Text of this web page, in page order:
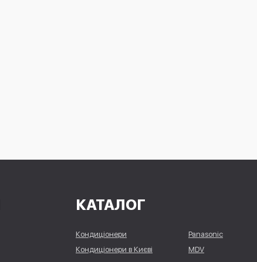
КАТАЛОГ
Кондиціонери
Кондиціонери в Києві
Panasonic
MDV